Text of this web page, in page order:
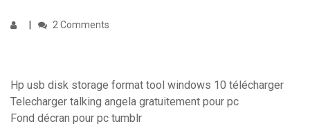
2 Comments
Hp usb disk storage format tool windows 10 télécharger
Telecharger talking angela gratuitement pour pc
Fond décran pour pc tumblr